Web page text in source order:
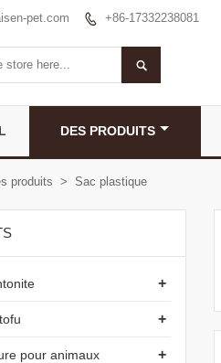
pet.com  +86-17332238081

DES PRODUITS
produits > Sac plastique
+
+
+
pour animaux